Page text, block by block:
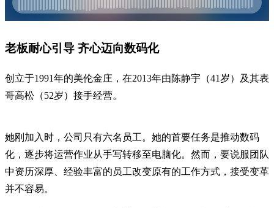
老板耐心引导 齐心迈向数码化
创立于1991年的美伦金庄，在2013年由陈静宇（41岁）及其表
哥高松（52岁）接手经营。
她刚加入时，公司只有六名员工。她的首要任务是推动数码
化，逐步将运营作业从手写转移至电脑化。然而，要说服团队
中资历深厚、经验丰富的员工改变原有的工作方式，接受变革
并不容易。